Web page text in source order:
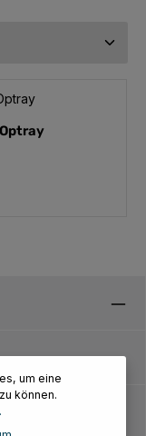
um eine
können.